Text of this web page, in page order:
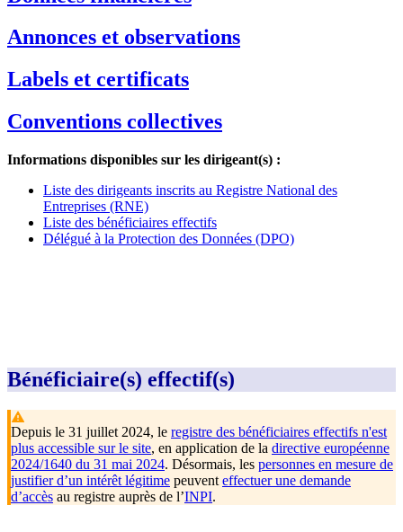
Annonces et observations
Labels et certificats
Conventions collectives
Informations disponibles sur les dirigeant(s) :
Liste des dirigeants inscrits au Registre National des
Entreprises (RNE)
Liste des bénéficiaires effectifs
Délégué à la Protection des Données (DPO)
Bénéficiaire(s) effectif(s)
Depuis le 31 juillet 2024, le registre des bénéficiaires effectifs n'est
plus accessible sur le site, en application de la directive européenne
2024/1640 du 31 mai 2024. Désormais, les personnes en mesure de
justifier d’un intérêt légitime peuvent effectuer une demande
d’accès au registre auprès de l’INPI.